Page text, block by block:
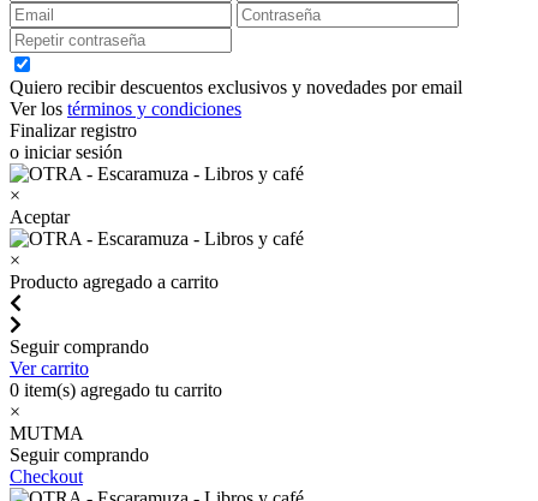
Quiero recibir descuentos exclusivos y novedades por email
Ver los términos y condiciones
Finalizar registro
o iniciar sesión
×
Aceptar
×
Producto agregado a carrito
Seguir comprando
Ver carrito
0 item(s) agregado tu carrito
×
MUTMA
Seguir comprando
Checkout